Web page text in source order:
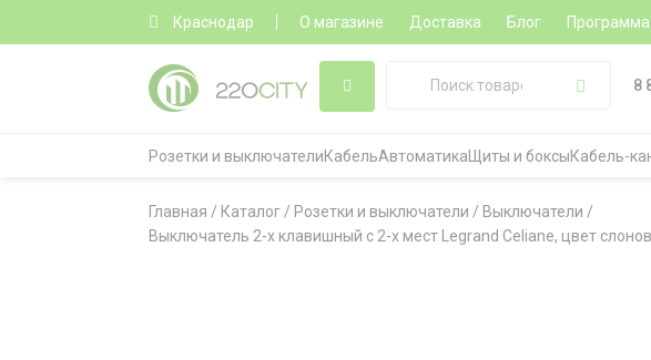
Краснодар О магазине Доставка Блог
8
Розетки и выключателиКабельАвтоматика Щиты и боксыКабель-
Главная / Каталог / Розетки и выключатели / Выключатели /
Выключатель 2-х клавишный с 2-х мест Legrand Celiane, цвет